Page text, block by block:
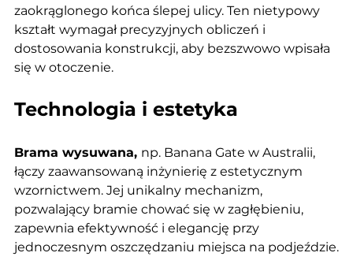
zaokrąglonego końca ślepej ulicy. Ten nietypowy
kształt wymagał precyzyjnych obliczeń i
dostosowania konstrukcji, aby bezszwowo wpisała
się w otoczenie.
Technologia i estetyka
Brama wysuwana, np. Banana Gate w Australii,
łączy zaawansowaną inżynierię z estetycznym
wzornictwem. Jej unikalny mechanizm,
pozwalający bramie chować się w zagłębieniu,
zapewnia efektywność i elegancję przy
jednoczesnym oszczędzaniu miejsca na podjeździe.